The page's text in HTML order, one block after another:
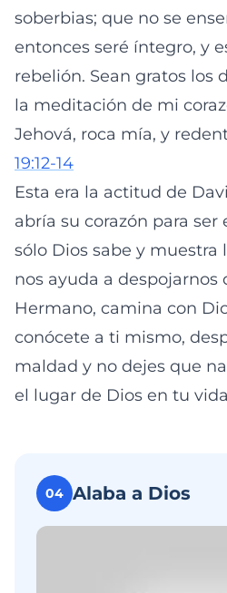
soberbias; que no se
entonces seré íntegro, y
rebelión. Sean gratos los
la meditación de mi
Jehová, roca mía, y
19:12-14
Esta era la actitud de
abría su corazón para
sólo Dios sabe y muestra
nos ayuda a despojarnos
Hermano, camina con
conócete a ti mismo,
maldad y no dejes que
el lugar de Dios en tu
04 Alaba a Dios